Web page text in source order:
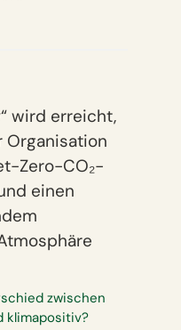
wird erreicht,
Zero-CO₂-
einen
zwischen
klimapositiv?